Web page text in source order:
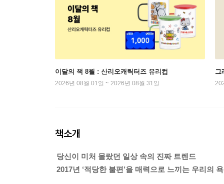
이달의 책 8월 : 산리오캐릭터즈 유리컵
2026년 08월 01일 ~ 2026년 08월 31일
그
책소개
당신이 미처 몰랐던 일상 속의 진짜 트렌드
2017년 ‘적당한 불편’을 매력으로 느끼는 우리의